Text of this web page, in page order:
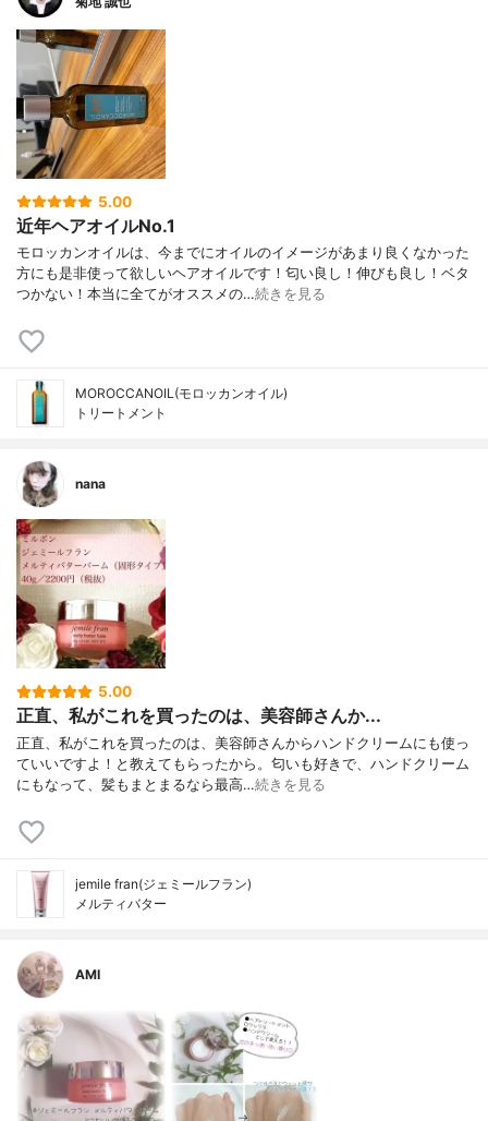
5.00
近年ヘアオイルNo.1
モロッカンオイルは、今までにオイルのイメージがあまり良くなかった
方にも是非使って欲しいヘアオイルです！匂い良し！伸びも良し！ベタ
つかない！本当に全てがオススメの…続きを見る
MOROCCANOIL(モロッカンオイル)
トリートメント
nana
5.00
正直、私がこれを買ったのは、美容師さんか...
正直、私がこれを買ったのは、美容師さんからハンドクリームにも使っ
ていいですよ！と教えてもらったから。匂いも好きで、ハンドクリーム
にもなって、髪もまとまるなら最高…続きを見る
jemile fran(ジェミールフラン)
メルティバター
AMI